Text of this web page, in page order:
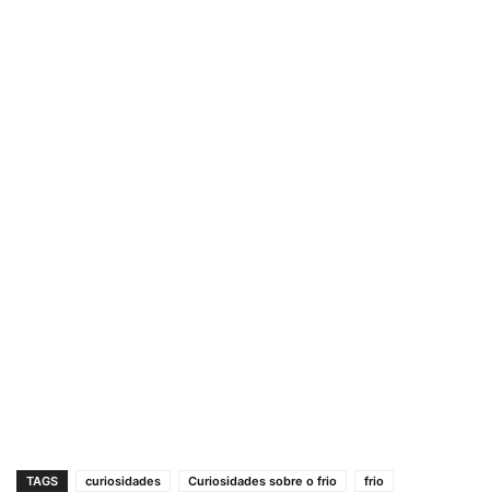
TAGS curiosidades Curiosidades sobre o frio frio